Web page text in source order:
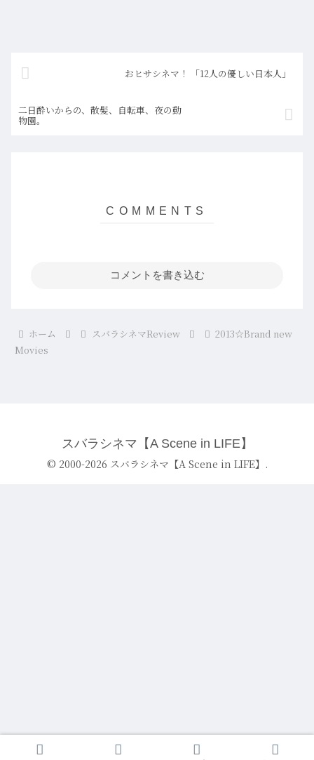
おヒサシネマ！ 「12人の優しい日本人」
二日酔いからの、散髪、自転車、夜の動
物園。
コメントを書き込む
ホーム スバラシネマReview
2013☆Brand new
Movies
スバラシネマ【A Scene in LIFE】
© 2000-2026 スバラシネマ【A Scene in LIFE】.